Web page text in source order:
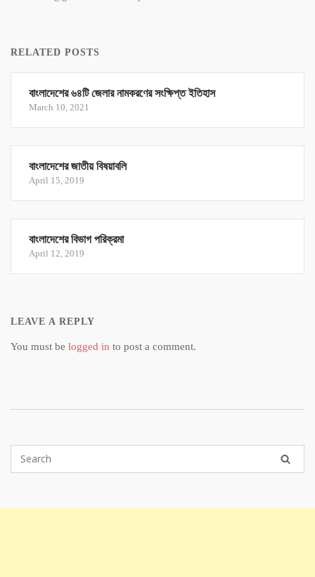
RELATED POSTS
বাংলাদেশের ৬৪টি জেলার নামকরণের সংক্ষিপ্ত ইতিহাস
March 10, 2021
বাংলাদেশের জাতীয় বিষয়াবলি
April 15, 2019
বাংলাদেশের বিভাগ পরিক্রমা
April 12, 2019
LEAVE A REPLY
You must be logged in to post a comment.